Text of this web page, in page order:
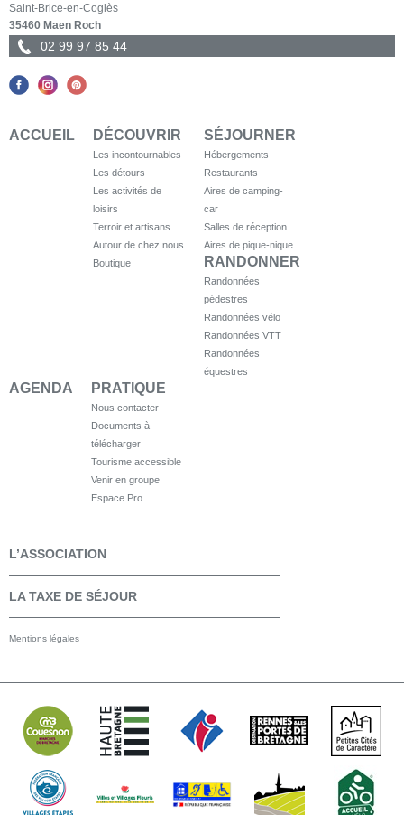
Saint-Brice-en-Coglès
35460 Maen Roch
02 99 97 85 44
ACCUEIL DÉCOUVRIR
Les incontournables
Les détours
Les activités de
loisirs
Terroir et artisans
Autour de chez nous
Boutique
SÉJOURNER
Hébergements
Restaurants
Aires de camping-
car
Salles de réception
Aires de pique-nique
RANDONNER
Randonnées
pédestres
Randonnées vélo
Randonnées VTT
Randonnées
équestres
AGENDA PRATIQUE
Nous contacter
Documents à
télécharger
Tourisme accessible
Venir en groupe
Espace Pro
L’ASSOCIATION
LA TAXE DE SÉJOUR
Mentions légales